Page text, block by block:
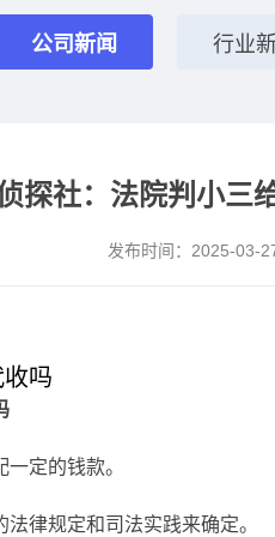
公司新闻 行业
探社：法院判小三
发布时间： 2025-03-
吗
定的钱款。
律规定和司法实践来确定。